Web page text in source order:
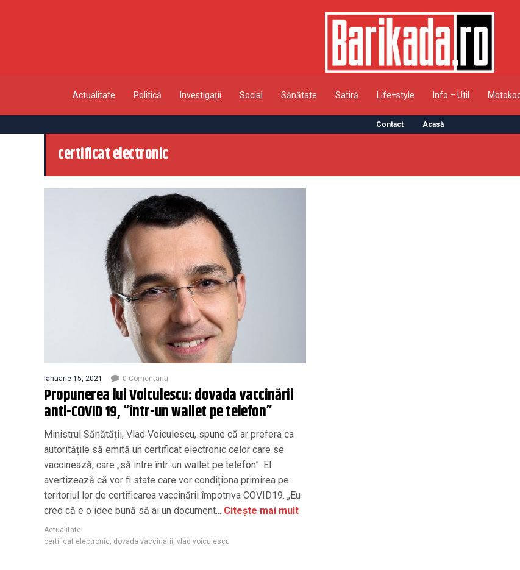
Actualitate Politică Investigații Social Sănătate Satiră Life+style Info – Util
Contact Acasă
certificat electronic
ianuarie 15, 2021 0 Comentariu
Propunerea lui Voiculescu: dovada vaccinării
anti-COVID 19, “într-un wallet pe telefon”
Ministrul Sănătății, Vlad Voiculescu, spune că ar prefera ca
autoritățile să emită un certificat electronic celor care se
vaccinează, care „să intre într-un wallet pe telefon”. El
avertizează că vor fi state care vor condiționa primirea pe
teritoriul lor de certificarea vaccinării împotriva COVID19. „Eu
cred că e o idee bună să ai un document... Citește mai mult
Actualitate
certificat electronic dovada vaccinarii vlad voiculescu